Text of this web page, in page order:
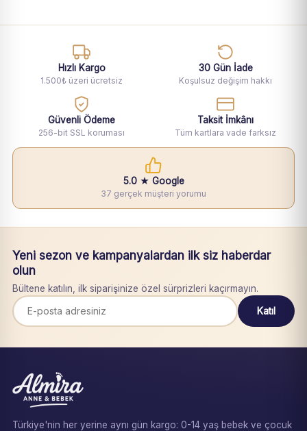
Hızlı Kargo
1.500₺ üzeri ücretsiz
30 Gün İade
Koşulsuz değişim hakkı
Güvenli Ödeme
256-bit SSL koruması
Taksit İmkânı
Tüm kartlara vade farksız
5.0 ★ Google
37 gerçek müşteri yorumu
Yeni sezon ve kampanyalardan ilk siz haberdar
olun
Bültene katılın, ilk siparişinize özel sürprizleri kaçırmayın.
Katıl
Türkiye'nin her yerine aynı gün kargo: 0-14 yaş bebek ve çocuk